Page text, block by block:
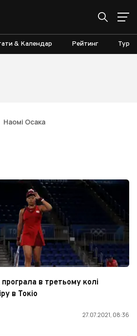
& Календар Рейтинг
Наомі Осака
в третьому колі
в Токіо
27.07.2021, 08:36